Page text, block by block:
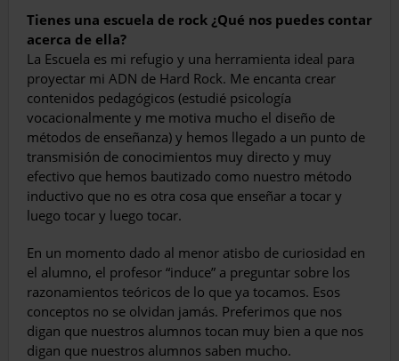
Tienes una escuela de rock ¿Qué nos puedes contar
acerca de ella?
La Escuela es mi refugio y una herramienta ideal para
proyectar mi ADN de Hard Rock. Me encanta crear
contenidos pedagógicos (estudié psicología
vocacionalmente y me motiva mucho el diseño de
métodos de enseñanza) y hemos llegado a un punto de
transmisión de conocimientos muy directo y muy
efectivo que hemos bautizado como nuestro método
inductivo que no es otra cosa que enseñar a tocar y
luego tocar y luego tocar.
En un momento dado al menor atisbo de curiosidad en
el alumno, el profesor “induce” a preguntar sobre los
razonamientos teóricos de lo que ya tocamos. Esos
conceptos no se olvidan jamás. Preferimos que nos
digan que nuestros alumnos tocan muy bien a que nos
digan que nuestros alumnos saben mucho.